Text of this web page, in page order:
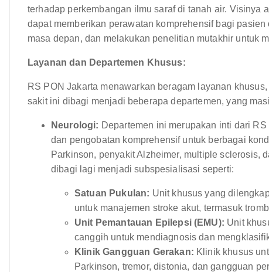
terhadap perkembangan ilmu saraf di tanah air. Visinya
dapat memberikan perawatan komprehensif bagi
masa depan, dan melakukan penelitian mutakhir untuk
Layanan dan Departemen Khusus:
RS PON Jakarta menawarkan beragam layanan
sakit ini dibagi menjadi beberapa departemen, yang
Neurologi: Departemen ini merupakan inti dari
dan pengobatan komprehensif untuk berbagai
Parkinson, penyakit Alzheimer, multiple sclerosis,
dibagi lagi menjadi subspesialisasi seperti:
Satuan Pukulan: Unit khusus yang
untuk manajemen stroke akut, termasuk
Unit Pemantauan Epilepsi (EMU): Unit
canggih untuk mendiagnosis dan
Klinik Gangguan Gerakan: Klinik khusus
Parkinson, tremor, distonia, dan gangguan